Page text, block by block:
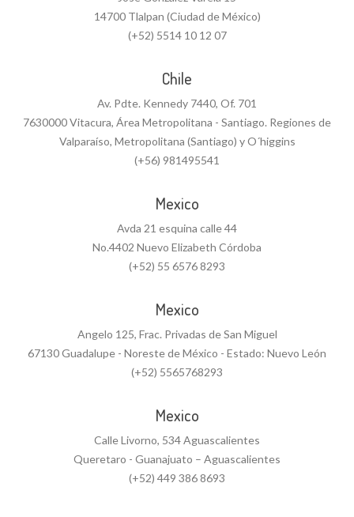
14700 Tlalpan (Ciudad de México)
(+52) 5514 10 12 07
Chile
Av. Pdte. Kennedy 7440, Of. 701
7630000 Vitacura, Área Metropolitana - Santiago. Regiones de
Valparaíso, Metropolitana (Santiago) y O´higgins
(+56) 981495541
Mexico
Avda 21 esquina calle 44
No.4402 Nuevo Elizabeth Córdoba
(+52) 55 6576 8293
Mexico
Angelo 125, Frac. Privadas de San Miguel
67130 Guadalupe - Noreste de México - Estado: Nuevo León
(+52) 5565768293
Mexico
Calle Livorno, 534 Aguascalientes
Queretaro - Guanajuato – Aguascalientes
(+52) 449 386 8693